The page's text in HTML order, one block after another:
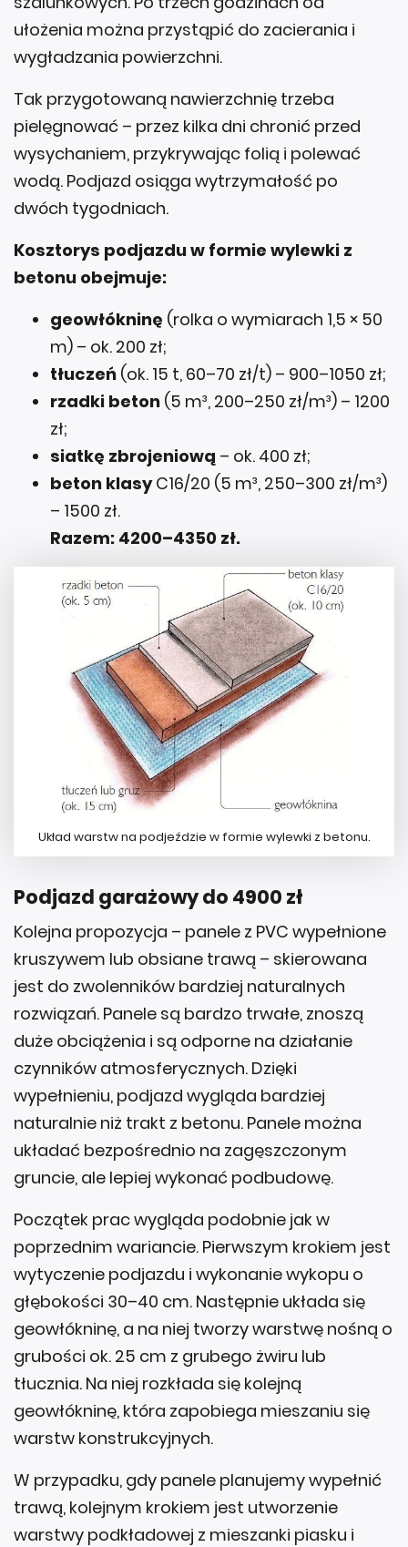
ułożenia można przystąpić do zacierania i
wygładzania powierzchni.
Tak przygotowaną nawierzchnię trzeba
pielęgnować – przez kilka dni chronić przed
wysychaniem, przykrywając folią i polewać
wodą. Podjazd osiąga wytrzymałość po
dwóch tygodniach.
Kosztorys podjazdu w formie wylewki z
betonu obejmuje:
geowłókninę (rolka o wymiarach 1,5 × 50
m) – ok. 200 zł;
tłuczeń (ok. 15 t, 60–70 zł/t) – 900–1050 zł;
rzadki beton (5 m³, 200–250 zł/m³) – 1200
zł;
siatkę zbrojeniową – ok. 400 zł;
beton klasyC16/20 (5 m³, 250–300 zł/m³)
– 1500 zł.
Razem: 4200–4350 zł.
Układ warstw na podjeździe w formie wylewki z betonu.
Podjazd garażowy do 4900 zł
Kolejna propozycja – panele z PVC wypełnione
kruszywem lub obsiane trawą – skierowana
jest do zwolenników bardziej naturalnych
rozwiązań. Panele są bardzo trwałe, znoszą
duże obciążenia i są odporne na działanie
czynników atmosferycznych. Dzięki
wypełnieniu, podjazd wygląda bardziej
naturalnie niż trakt z betonu. Panele można
układać bezpośrednio na zagęszczonym
gruncie, ale lepiej wykonać podbudowę.
Początek prac wygląda podobnie jak w
poprzednim wariancie. Pierwszym krokiem jest
wytyczenie podjazdu i wykonanie wykopu o
głębokości 30–40 cm. Następnie układa się
geowłókninę, a na niej tworzy warstwę nośną o
grubości ok. 25 cm z grubego żwiru lub
tłucznia. Na niej rozkłada się kolejną
geowłókninę, która zapobiega mieszaniu się
warstw konstrukcyjnych.
W przypadku, gdy panele planujemy wypełnić
trawą, kolejnym krokiem jest utworzenie
warstwy podkładowej z mieszanki piasku i